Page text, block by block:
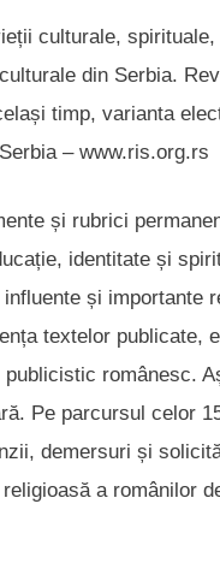
culturale,
din Serbia.
timp, varianta
– www.ris.org.rs
și rubrici
identitate și
și importante
textelor publicate,
românesc.
Pe parcursul celor
demersuri și
a românilor